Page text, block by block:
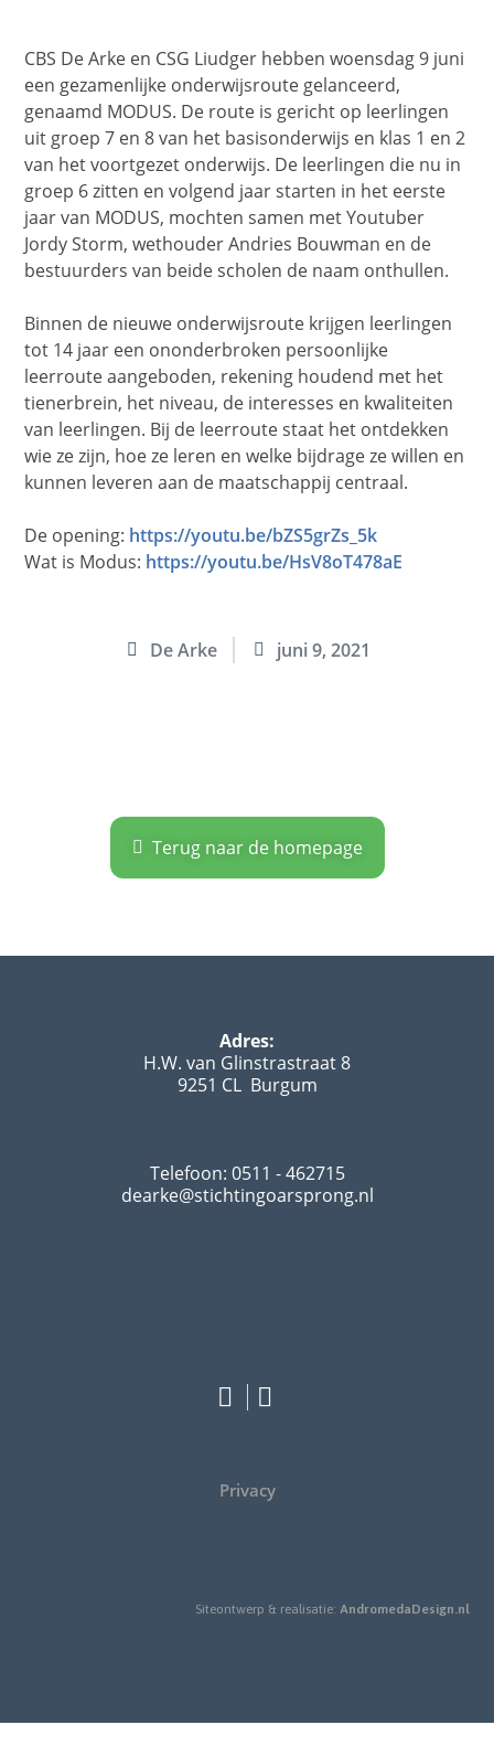
CBS De Arke en CSG Liudger hebben woensdag 9 juni
een gezamenlijke onderwijsroute gelanceerd,
genaamd MODUS. De route is gericht op leerlingen
uit groep 7 en 8 van het basisonderwijs en klas 1 en 2
van het voortgezet onderwijs. De leerlingen die nu in
groep 6 zitten en volgend jaar starten in het eerste
jaar van MODUS, mochten samen met Youtuber
Jordy Storm, wethouder Andries Bouwman en de
bestuurders van beide scholen de naam onthullen.
Binnen de nieuwe onderwijsroute krijgen leerlingen
tot 14 jaar een ononderbroken persoonlijke
leerroute aangeboden, rekening houdend met het
tienerbrein, het niveau, de interesses en kwaliteiten
van leerlingen. Bij de leerroute staat het ontdekken
wie ze zijn, hoe ze leren en welke bijdrage ze willen en
kunnen leveren aan de maatschappij centraal.
De opening: https://youtu.be/bZS5grZs_5k
Wat is Modus: https://youtu.be/HsV8oT478aE
De Arke juni 9, 2021
Terug naar de homepage
Adres:
H.W. van Glinstrastraat 8
9251 CL Burgum
Telefoon: 0511 - 462715
dearke@stichtingoarsprong.nl
Privacy
Siteontwerp & realisatie: AndromedaDesign.nl